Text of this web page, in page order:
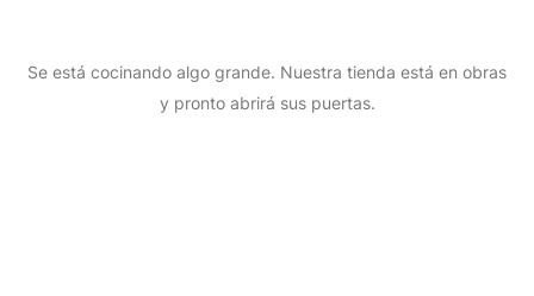
Se está cocinando algo grande. Nuestra tienda está en obras
y pronto abrirá sus puertas.